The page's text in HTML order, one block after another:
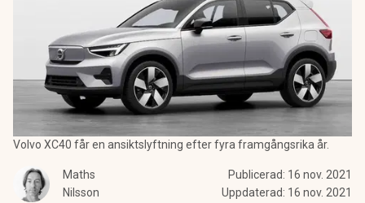
Volvo XC40 får en ansiktslyftning efter fyra framgångsrika år.
Maths
Nilsson
Publicerad: 16 nov. 2021
Uppdaterad: 16 nov. 2021